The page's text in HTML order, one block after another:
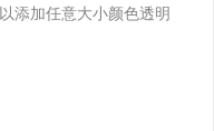
添加任意大小颜色透明